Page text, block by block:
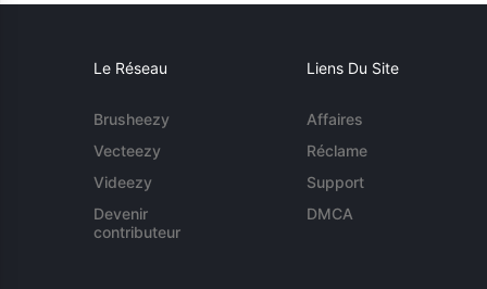
Le Réseau
Brusheezy
Vecteezy
Videezy
Devenir
contributeur
Liens Du Site
Affaires
Réclame
Support
DMCA